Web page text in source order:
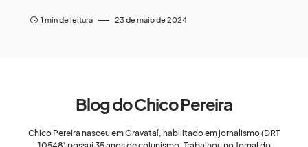
1 min de leitura 23 de maio de 2024
Blog do Chico Pereira
Chico Pereira nasceu em Gravataí, habilitado em jornalismo (DRT